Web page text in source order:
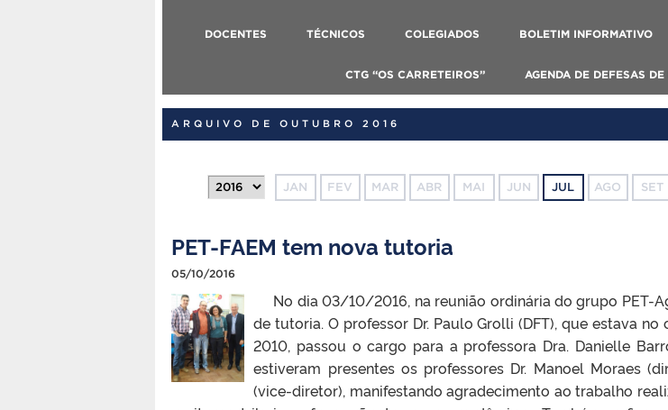
DOCENTES TÉCNICOS COLEGIADOS BOLETIM INFORMATIVO
CTG “OS CARRETEIROS” AGENDA DE DEFESAS
ARQUIVO DE OUTUBRO 2016
JAN FEV MAR ABR MAI JUN JUL AGO SET
PET-FAEM tem nova tutoria
05/10/2016
No dia 03/10/2016, na reunião ordinária do grupo PET-
de tutoria. O professor Dr. Paulo Grolli (DFT), que estava
2010, passou o cargo para a professora Dra. Danielle
estiveram presentes os professores Dr. Manoel Moraes
(vice-diretor), manifestando agradecimento ao trabalho